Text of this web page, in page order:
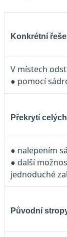
Konkrétní
V místech
● pomocí
Překrytí
● nalepením
● další
jednoduché
Původní